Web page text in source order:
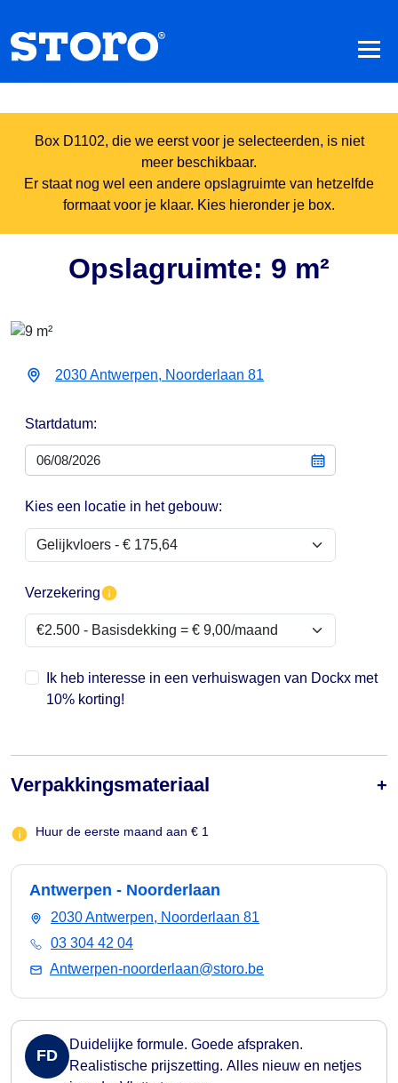
Box D1102, die we eerst voor je selecteerden, is niet
meer beschikbaar.
Er staat nog wel een andere opslagruimte van hetzelfde
formaat voor je klaar. Kies hieronder je box.
Opslagruimte: 9 m²
2030 Antwerpen, Noorderlaan 81
Startdatum:
Kies een locatie in het gebouw:
Verzekering
Ik heb interesse in een verhuiswagen van Dockx met
10% korting!
Verpakkingsmateriaal
Huur de eerste maand aan € 1
Antwerpen - Noorderlaan
2030 Antwerpen, Noorderlaan 81
03 304 42 04
Antwerpen-noorderlaan@storo.be
FD
Duidelijke formule. Goede afspraken.
Realistische prijszetting. Alles nieuw en netjes